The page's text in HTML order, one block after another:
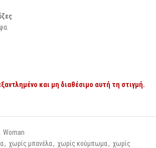
και μη διαθέσιμο αυτή τη στιγμή.
Woman
, χωρίς μπανέλα, χωρίς κούμπωμα, χωρίς